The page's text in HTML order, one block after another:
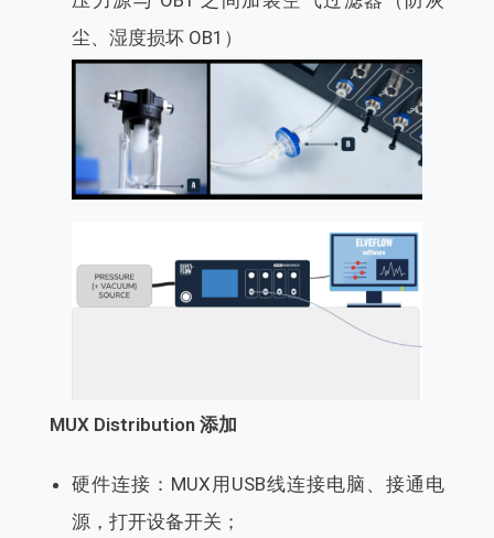
尘、湿度损坏 OB1）
MUX Distribution 添加
硬件连接：MUX用USB线连接电脑、接通电
源，打开设备开关；